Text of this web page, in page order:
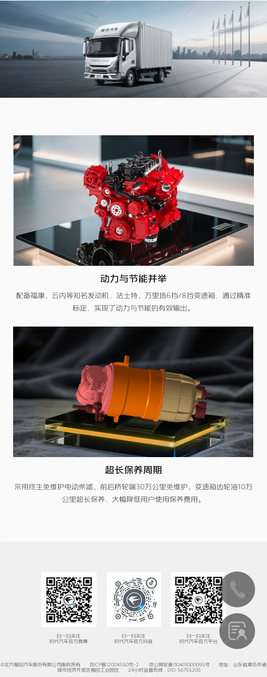
动力与节能并举
配备福康、云内等知名发动机，法士特、万里扬6挡/8挡变速箱，通过精准
标定，实现了动力与节能的有效输出。
超长保养周期
采用终生免维护电动柴滤、前后桥轮端30万公里免维护、变速箱齿轮油10万
公里超长保养，大幅降低用户使用保养费用。
扫一扫关注
时代汽车官方微博
扫一扫关注
时代汽车官方抖音
扫一扫关注
时代汽车官方平台
©北汽福田汽车股份有限公司版权所有 京ICP备12004550号-2 京公网安备110401000095号
地址：山东省潍坊市诸
城市经济开发区福田工业园区
24小时监督热线：010-56755205